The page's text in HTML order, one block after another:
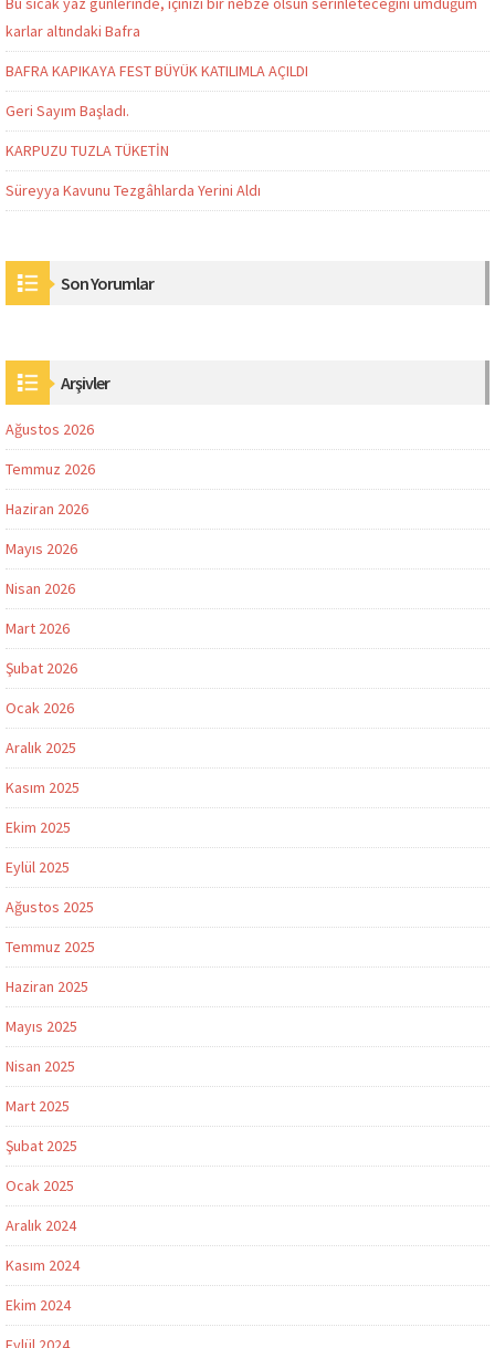
karlar altındaki Bafra
BAFRA KAPIKAYA FEST BÜYÜK KATILIMLA AÇILDI
Geri Sayım Başladı.
KARPUZU TUZLA TÜKETİN
Süreyya Kavunu Tezgâhlarda Yerini Aldı
Son Yorumlar
Arşivler
Ağustos 2026
Temmuz 2026
Haziran 2026
Mayıs 2026
Nisan 2026
Mart 2026
Şubat 2026
Ocak 2026
Aralık 2025
Kasım 2025
Ekim 2025
Eylül 2025
Ağustos 2025
Temmuz 2025
Haziran 2025
Mayıs 2025
Nisan 2025
Mart 2025
Şubat 2025
Ocak 2025
Aralık 2024
Kasım 2024
Ekim 2024